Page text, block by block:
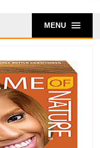
MENU